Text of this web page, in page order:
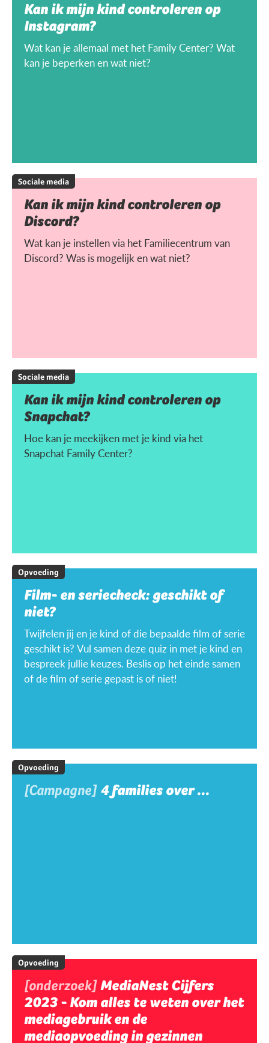
Kan ik mijn kind controleren op
Instagram?
Wat kan je allemaal met het Family Center? Wat
kan je beperken en wat niet?
Sociale media
Kan ik mijn kind controleren op
Discord?
Wat kan je instellen via het Familiecentrum van
Discord? Was is mogelijk en wat niet?
Sociale media
Kan ik mijn kind controleren op
Snapchat?
Hoe kan je meekijken met je kind via het
Snapchat Family Center?
Opvoeding
Film- en seriecheck: geschikt of
niet?
Twijfelen jij en je kind of die bepaalde film of serie
geschikt is? Vul samen deze quiz in met je kind en
bespreek jullie keuzes. Beslis op het einde samen
of de film of serie gepast is of niet!
Opvoeding
[Campagne] 4 families over ...
Opvoeding
[onderzoek]MediaNest Cijfers
2023 - Kom alles te weten over het
mediagebruik en de
mediaopvoeding in gezinnen